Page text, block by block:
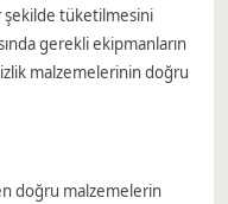
şekilde tüketilmesini
gerekli ekipmanların
malzemelerinin doğru
doğru malzemelerin